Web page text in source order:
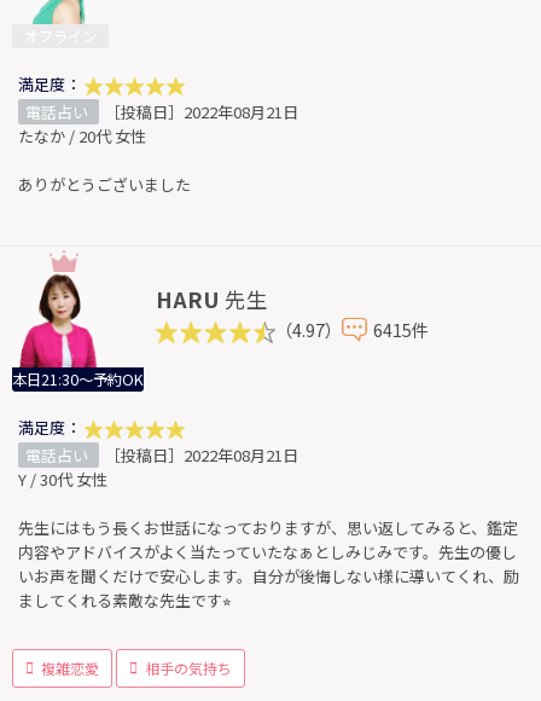
満足度：
電話占い
［投稿日］2022年08月21日
たなか / 20代 女性
ありがとうございました
本日21:30～予約OK
HARU 先生
（4.97） 6415件
満足度：
電話占い
［投稿日］2022年08月21日
Y / 30代 女性
先生にはもう長くお世話になっておりますが、思い返してみると、鑑定
内容やアドバイスがよく当たっていたなぁとしみじみです。先生の優し
いお声を聞くだけで安心します。自分が後悔しない様に導いてくれ、励
ましてくれる素敵な先生です⭐︎
複雑恋愛 相手の気持ち